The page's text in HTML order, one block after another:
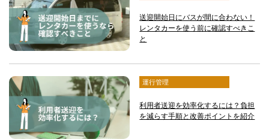
送迎開始日にバスが間に合わない！
レンタカーを使う前に確認すべきこ
と
運行管理
利用者送迎を効率化するには？負担
を減らす手順と改善ポイントを紹介